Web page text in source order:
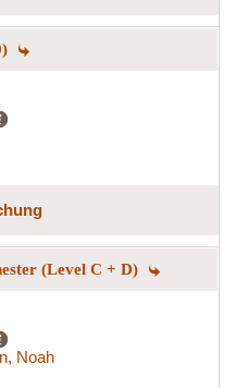
(Level C + D)
Noah